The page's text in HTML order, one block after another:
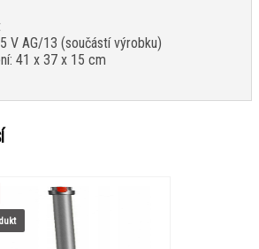
V AG/13 (součástí výrobku)
41 x 37 x 15 cm